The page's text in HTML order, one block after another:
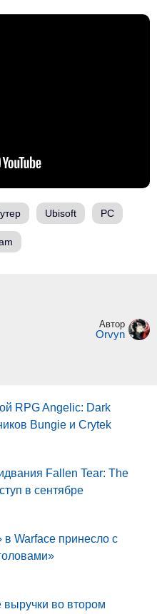
Ubisoft PC
Автор
Orvyn
RPG Angelic: Dark
Bungie и Crytek
Fallen Tear: The
в сентябре
Warface принесло с
выручки во втором